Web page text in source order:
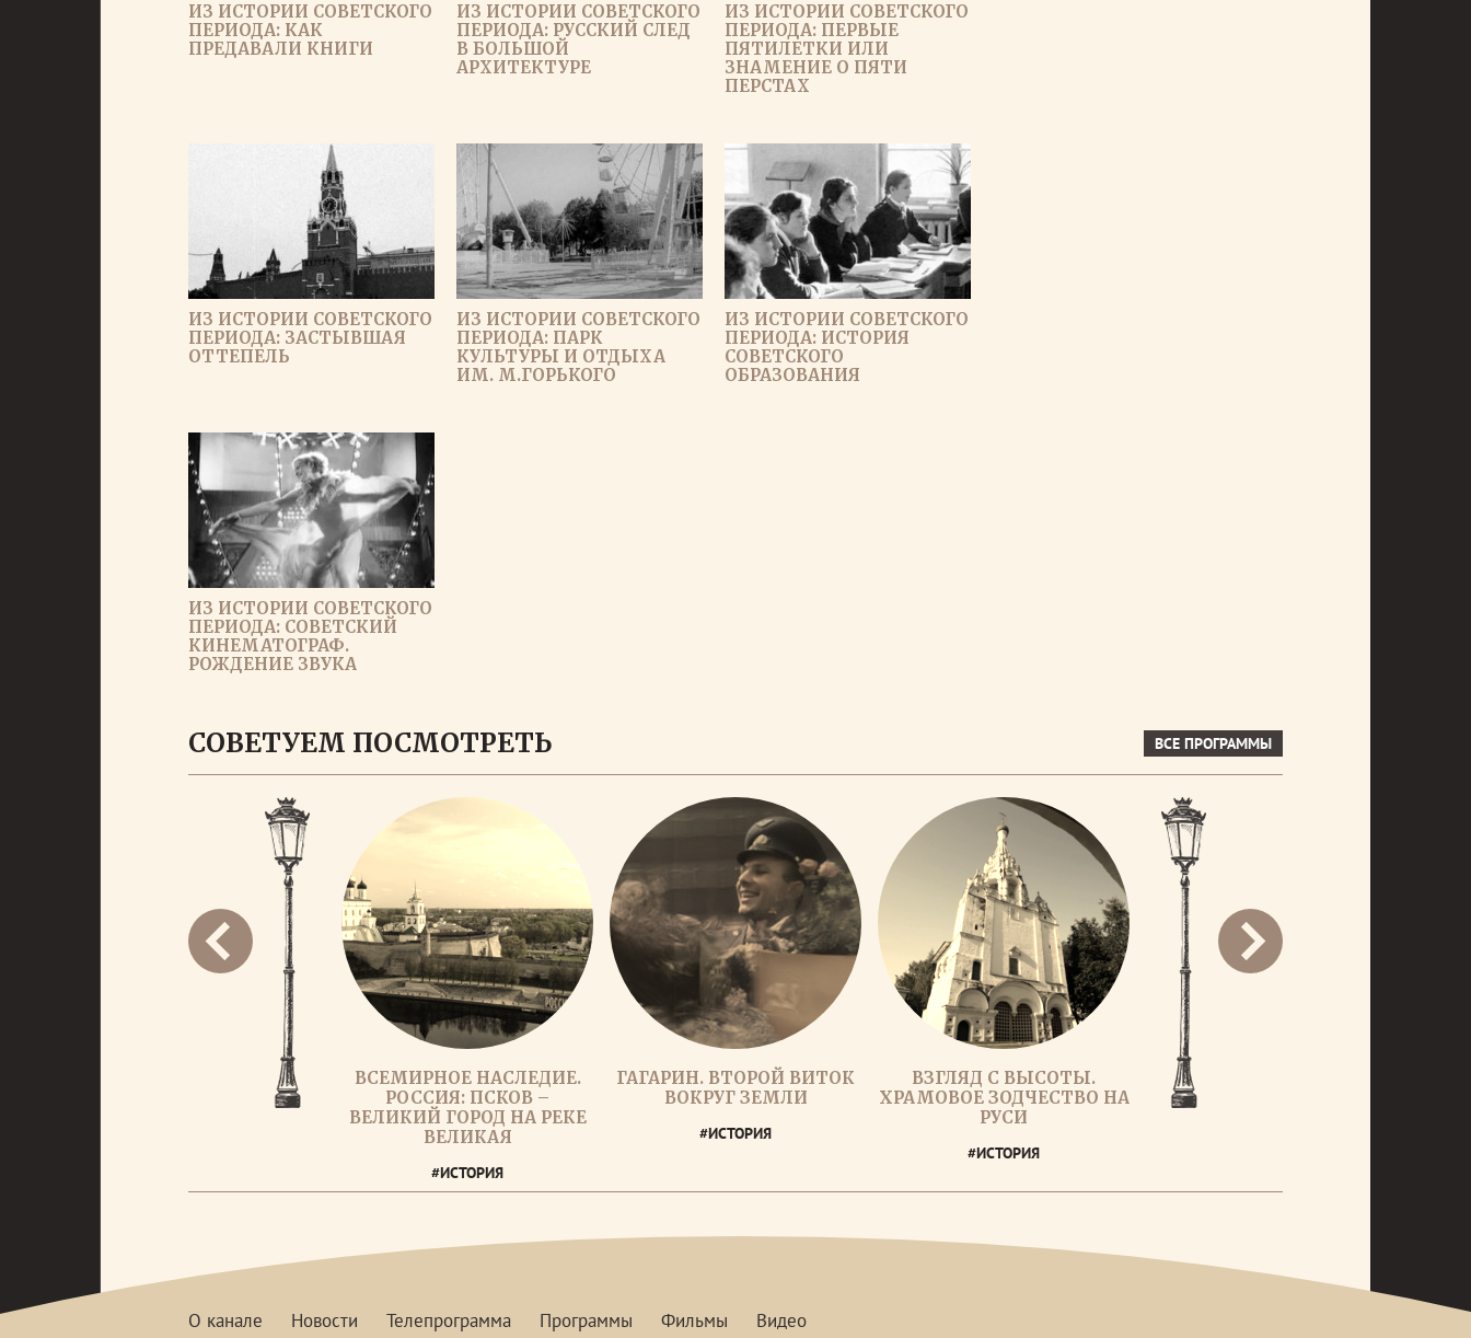
ИЗ ИСТОРИИ СОВЕТСКОГО
ПЕРИОДА: КАК
ПРЕДАВАЛИ КНИГИ
ИЗ ИСТОРИИ СОВЕТСКОГО
ПЕРИОДА: РУССКИЙ СЛЕД
В БОЛЬШОЙ
АРХИТЕКТУРЕ
ИЗ ИСТОРИИ СОВЕТСКОГО
ПЕРИОДА: ПЕРВЫЕ
ПЯТИЛЕТКИ ИЛИ
ЗНАМЕНИЕ О ПЯТИ
ПЕРСТАХ
ИЗ ИСТОРИИ СОВЕТСКОГО
ПЕРИОДА: ЗАСТЫВШАЯ
ОТТЕПЕЛЬ
ИЗ ИСТОРИИ СОВЕТСКОГО
ПЕРИОДА: ПАРК
КУЛЬТУРЫ И ОТДЫХА
ИМ. М.ГОРЬКОГО
ИЗ ИСТОРИИ СОВЕТСКОГО
ПЕРИОДА: ИСТОРИЯ
СОВЕТСКОГО
ОБРАЗОВАНИЯ
ИЗ ИСТОРИИ СОВЕТСКОГО
ПЕРИОДА: СОВЕТСКИЙ
КИНЕМАТОГРАФ.
РОЖДЕНИЕ ЗВУКА
СОВЕТУЕМ ПОСМОТРЕТЬ ВСЕ ПРОГРАММЫ
ВСЕМИРНОЕ НАСЛЕДИЕ.
РОССИЯ: ПСКОВ –
ВЕЛИКИЙ ГОРОД НА РЕКЕ
ВЕЛИКАЯ
#ИСТОРИЯ
ГАГАРИН. ВТОРОЙ ВИТОК
ВОКРУГ ЗЕМЛИ
#ИСТОРИЯ
ВЗГЛЯД С ВЫСОТЫ.
ХРАМОВОЕ ЗОДЧЕСТВО НА
РУСИ
#ИСТОРИЯ
О канале Новости Телепрограмма Программы Фильмы Видео